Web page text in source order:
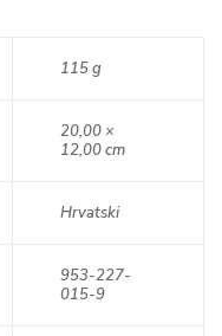
115 g
20,00 ×
12,00 cm
Hrvatski
953-227-
015-9